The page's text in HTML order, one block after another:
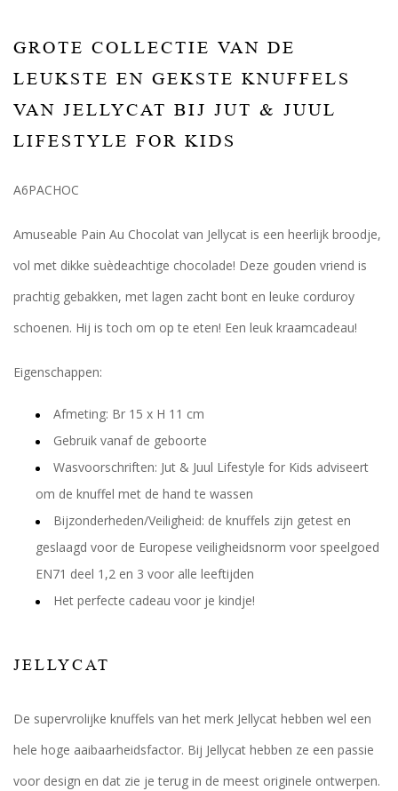
GROTE COLLECTIE VAN DE
LEUKSTE EN GEKSTE KNUFFELS
VAN JELLYCAT BIJ JUT & JUUL
LIFESTYLE FOR KIDS
A6PACHOC
Amuseable Pain Au Chocolat van Jellycat is een heerlijk broodje,
vol met dikke suèdeachtige chocolade! Deze gouden vriend is
prachtig gebakken, met lagen zacht bont en leuke corduroy
schoenen. Hij is toch om op te eten! Een leuk kraamcadeau!
Eigenschappen:
Afmeting: Br 15 x H 11 cm
Gebruik vanaf de geboorte
Wasvoorschriften: Jut & Juul Lifestyle for Kids adviseert
om de knuffel met de hand te wassen
Bijzonderheden/Veiligheid: de knuffels zijn getest en
geslaagd voor de Europese veiligheidsnorm voor speelgoed
EN71 deel 1,2 en 3 voor alle leeftijden
Het perfecte cadeau voor je kindje!
JELLYCAT
De supervrolijke knuffels van het merk Jellycat hebben wel een
hele hoge aaibaarheidsfactor. Bij Jellycat hebben ze een passie
voor design en dat zie je terug in de meest originele ontwerpen.